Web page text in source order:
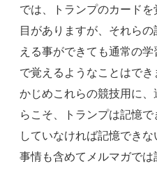
では、トランプのカード
目がありますが、それら
える事ができても通常の
で覚えるようなことはで
かじめこれらの競技用に
らこそ、トランプは記憶
していなければ記憶でき
事情も含めてメルマガで